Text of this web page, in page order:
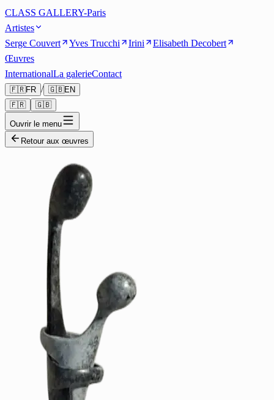
CLASS GALLERY-Paris
Artistes
Serge Couvert
Yves Trucchi Irini
Elisabeth Decobert
Œuvres
InternationalLa galerieContact
🇫🇷FR / 🇬🇧EN
🇫🇷
🇬🇧
Ouvrir le menu
Retour aux œuvres